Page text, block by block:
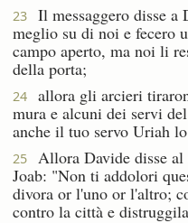
23
Il messaggero disse
meglio su di noi e fecero
campo aperto, ma noi li
della porta;
24
allora gli arcieri
mura e alcuni dei servi
anche il tuo servo Uriah
25
Allora Davide disse
Joab: "Non ti addolori
divora or l'uno or l'altro;
contro la città e